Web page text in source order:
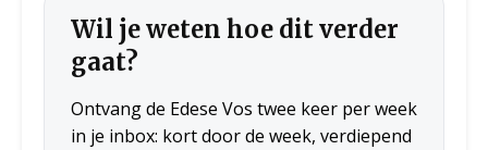
Wil je weten hoe dit verder
gaat?
Ontvang de Edese Vos twee keer per week
in je inbox: kort door de week, verdiepend